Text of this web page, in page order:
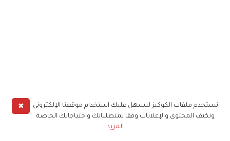
✖
نستخدم ملفات الكوكيز لنسهل عليك استخدام موقعنا الإلكتروني
ونكيف المحتوى والإعلانات وفقا لمتطلباتك واحتياجاتك الخاصة
المزيد